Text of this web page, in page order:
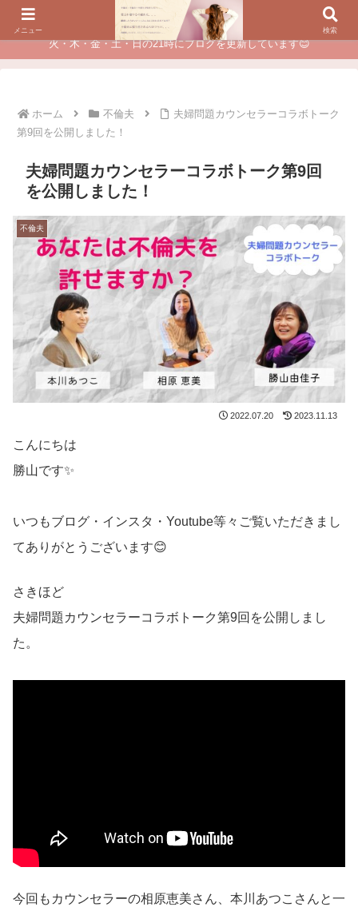
夫に不倫されたつらい経験が、あなたのチャンスに変わるカウンセリング
火・木・金・土・日の21時にブログを更新しています😊
ホーム 不倫夫
夫婦問題カウンセラーコラボトーク
第9回を公開しました！
夫婦問題カウンセラーコラボトーク第9回
を公開しました！
不倫夫
2022.07.20 2023.11.13
こんにちは
勝山です✨
いつもブログ・インスタ・Youtube等々ご覧いただきまし
てありがとうございます😊
さきほど
夫婦問題カウンセラーコラボトーク第9回を公開しまし
た。
今回もカウンセラーの相原恵美さん、本川あつこさんと一
メニュー 検索